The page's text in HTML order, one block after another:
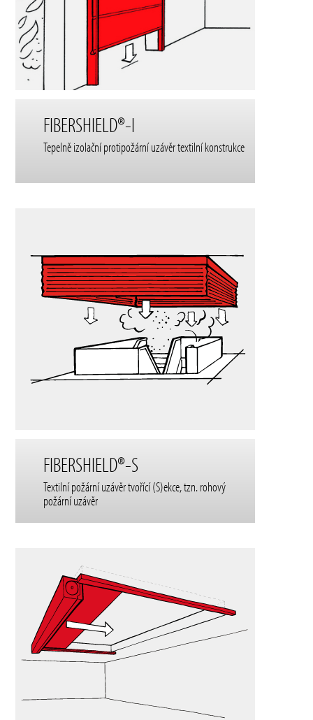
FIBERSHIELD®-I
Tepelně izolační protipožární uzávěr textilní konstrukce
FIBERSHIELD®-S
Textilní požární uzávěr tvořící (S)ekce, tzn. rohový
požární uzávěr